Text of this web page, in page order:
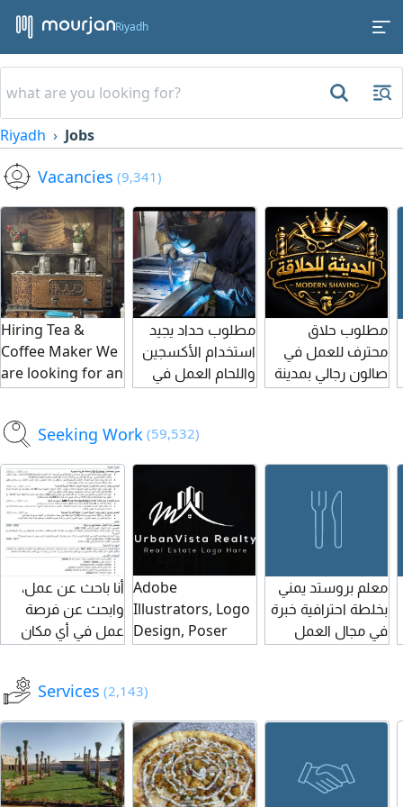
Riyadh
Riyadh Jobs
Vacancies (9,341)
Hiring Tea &
Coffee Maker We
are looking for an
experienced Tea
& Coffee Maker
to join our team.
Location Hafr Al
Batin, Saudi
Arabia
مطلوب حداد يجيد
استخدام الأكسجين
واللحام العمل في
القصيم المذنب في
مطلوب حلاق
محترف للعمل في
صالون رجالي بمدينة
الرياض. يشترط الا
بطاقة الصحة سارية،
الشعر والذقن
وحسن التعامل
Seeking Work (59,532)
أنا باحث عن عمل،
وابحث عن فرصة
عمل في أي مكان
وحاصل على
بكالوريوس في
الاقتصاد وماجستير
ادارة أعمال، وعندي
خبرة في المبيعات
Adobe
Illustrators, Logo
Design, Poser
Design, Business
Card Design
معلم بروستد يمني
بخلطة احترافية خبرة
في مجال العمل
جهودي كمحترف
Services (2,143)